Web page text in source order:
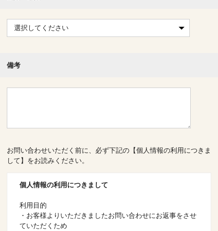
選択してください
備考
お問い合わせいただく前に、必ず下記の【個人情報の利用につきま
して】をお読みください。
個人情報の利用につきまして
利用目的
・お客様よりいただきましたお問い合わせにお返事をさせ
ていただくため